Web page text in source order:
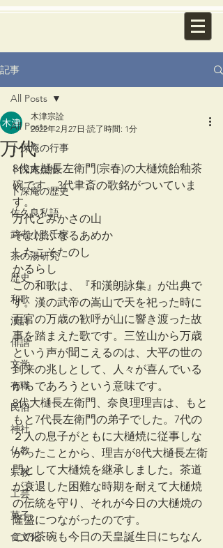
記事
All Posts
卜深庵の行事
卜深庵点描
卜深庵の歴史
佐久良私語
武者小路千家
茶の湯研究
歴史
和歌
漢詩
俳諧
文学
有職
民俗
神社
仏教
宗教
工芸
菓子
食文化
All Posts
万代
木津宗詮
2022年2月27日 読了時間: 1分
8代大樋長左衛門(宗春)の大樋焼飴釉茶
碗です。3代聿斎の歌銘がついていま
す。
万代とみかさの山
そよはふなるあめか
したこそたのし
かるらし
この和歌は、『和漢朗詠集』が出典で
す。漢の武帝の嵩山で天を祀った時に
百官の万歳の歓呼が山に響き渡った故
事を踏まえた歌です。三笠山から万歳
という声が聞こえるのは、大平の世の
到来の兆しとして、人々が喜んでいる
からであろうという意味です。
8代大樋長左衛門、奈良理理吉は、もと
もと7代長左衛門の弟子でした。7代の
２人の息子がともに大樋焼に従事しな
かったことから、理吉が8代大樋長左衛
門として大樋焼を継承しました。茶道
が衰退した困難な時期を耐えて大樋焼
の伝統を守り、それが今日の大樋焼の
隆盛につながったのです。
この茶碗も今日の天皇誕生日にちなん